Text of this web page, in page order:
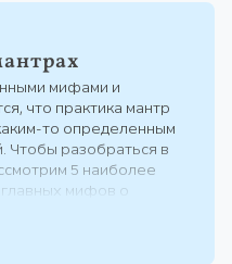
мифами и
что практика мантр
то определенным
Чтобы разобраться в
5 наиболее
мифов о
исключительно для
не ограничена